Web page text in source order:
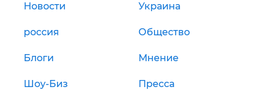
Новости Украина
россия Общество
Блоги Мнение
Шоу-Биз Пресса